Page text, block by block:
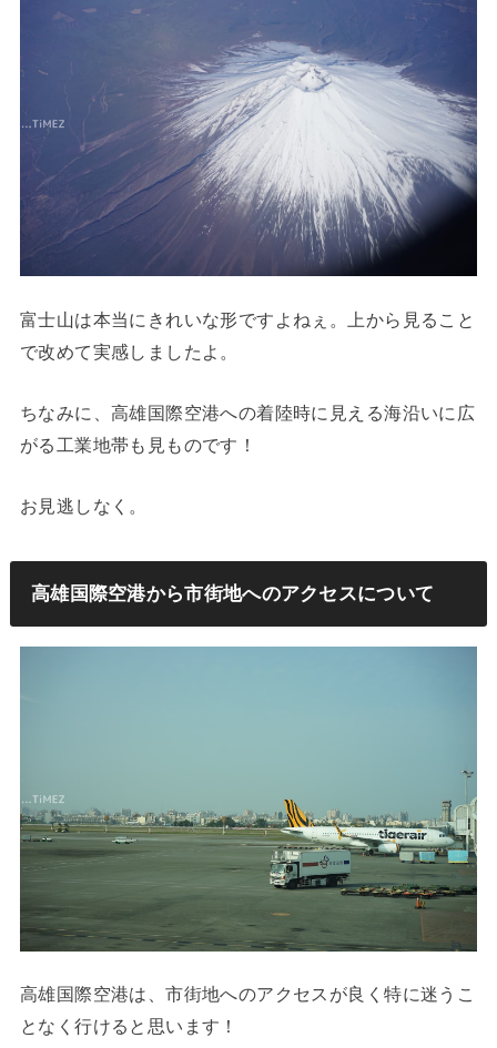
富士山は本当にきれいな形ですよねぇ。上から見ること
で改めて実感しましたよ。
ちなみに、高雄国際空港への着陸時に見える海沿いに広
がる工業地帯も見ものです！
お見逃しなく。
高雄国際空港から市街地へのアクセスについて
高雄国際空港は、市街地へのアクセスが良く特に迷うこ
となく行けると思います！